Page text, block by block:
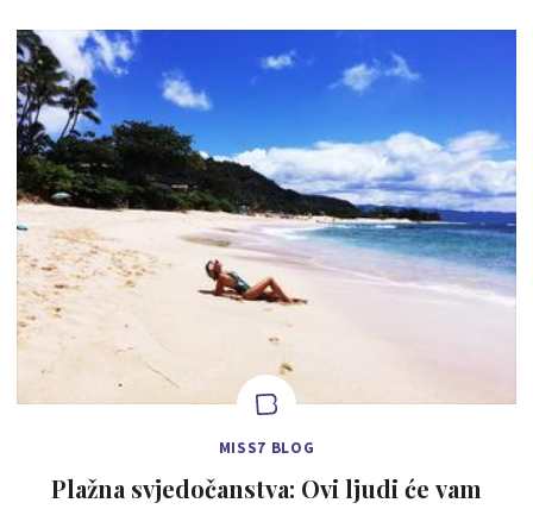
MISS7 BLOG
Plažna svjedočanstva: Ovi ljudi će vam